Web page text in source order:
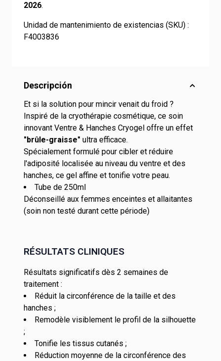
2026.
Unidad de mantenimiento de existencias (SKU) :
F4003836
Descripción
Et si la solution pour mincir venait du froid ?
Inspiré de la cryothérapie cosmétique, ce soin
innovant Ventre & Hanches Cryogel offre un effet
"brûle-graisse" ultra efficace.
Spécialement formulé pour cibler et réduire
l'adiposité localisée au niveau du ventre et des
hanches, ce gel affine et tonifie votre peau.
Tube de 250ml
Déconseillé aux femmes enceintes et allaitantes
(soin non testé durant cette période)
RÉSULTATS CLINIQUES
Résultats significatifs dès 2 semaines de
traitement :
Réduit la circonférence de la taille et des
hanches ;
Remodèle visiblement le profil de la silhouette
;
Tonifie les tissus cutanés ;
Réduction moyenne de la circonférence des